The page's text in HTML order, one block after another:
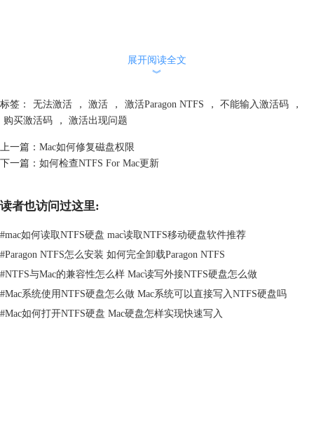
展开阅读全文
︾
标签： 无法激活 ， 激活 ， 激活Paragon NTFS ， 不能输入激活码
，
购买激活码
， 激活出现问题
上一篇： Mac如何修复磁盘权限
下一篇： 如何检查NTFS For Mac更新
读者也访问过这里:
#mac如何读取NTFS硬盘 mac读取NTFS移动硬盘软件推荐
#Paragon NTFS怎么安装 如何完全卸载Paragon NTFS
#NTFS与Mac的兼容性怎么样 Mac读写外接NTFS硬盘怎么做
#Mac系统使用NTFS硬盘怎么做 Mac系统可以直接写入NTFS硬盘吗
#Mac如何打开NTFS硬盘 Mac硬盘怎样实现快速写入